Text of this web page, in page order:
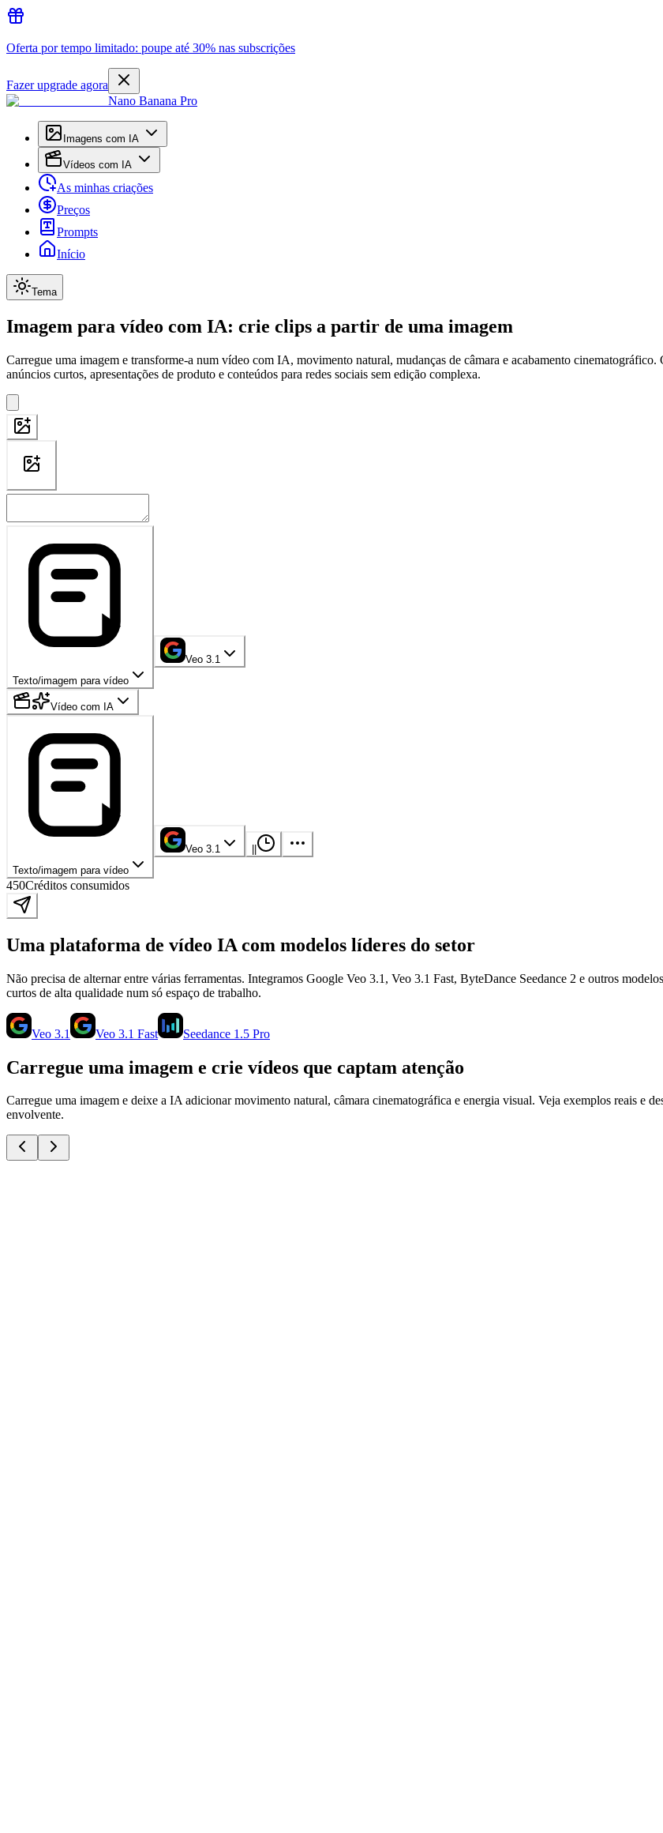
Oferta por tempo limitado: poupe até 30% nas subscrições
Fazer upgrade agora
Nano Banana Pro
Imagens com IA
Vídeos com IA
As minhas criações
Preços
Prompts
Início
Tema
Imagem para vídeo com IA: crie clips a partir de uma imagem
Carregue uma imagem e transforme-a num vídeo com IA, movimento natural, mudanças de câmara e acabamento
anúncios curtos, apresentações de produto e conteúdos para redes sociais sem edição complexa.
Texto/imagem para vídeo
Veo 3.1
Vídeo com IA
Texto/imagem para vídeo
Veo 3.1
450Créditos consumidos
Uma plataforma de vídeo IA com modelos líderes do setor
Não precisa de alternar entre várias ferramentas. Integramos Google Veo 3.1, Veo 3.1 Fast, ByteDance Seedance 2 e outros
curtos de alta qualidade num só espaço de trabalho.
Veo 3.1 Veo 3.1 Fast Seedance 1.5 Pro
Carregue uma imagem e crie vídeos que captam atenção
Carregue uma imagem e deixe a IA adicionar movimento natural, câmara cinematográfica e energia visual. Veja exemplos reais e
envolvente.